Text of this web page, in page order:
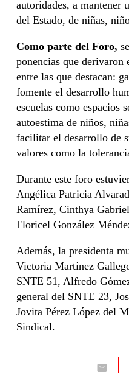
autoridades, a mantener
del Estado, de niñas,
Como parte del Foro,
ponencias que derivaron
entre las que destacan:
fomente el desarrollo
escuelas como espacios
autoestima de niños,
facilitar el desarrollo de
valores como la
Durante este foro
Angélica Patricia
Ramírez, Cinthya
Floricel González
Además, la presidenta
Victoria Martínez
SNTE 51, Alfredo
general del SNTE 23,
Jovita Pérez López del
Sindical.